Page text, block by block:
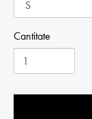
Cantitate